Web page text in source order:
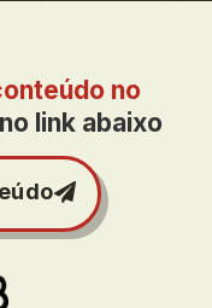
no
link abaixo